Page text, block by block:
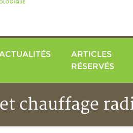
ARTICLES
RÉSERVÉS
chauffage